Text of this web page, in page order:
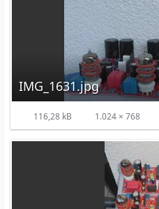
IMG_1631.jpg
116,28 kB 1.024 × 768